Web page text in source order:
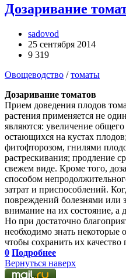
Дозаривание
sadovod
25 сентября 2014
9 319
Овощеводство /томаты
Дозаривание томатов
Прием доведения плодов
растения применяется не
являются: увеличение
остающихся на кустах
фитофторозом, гнилями
растрескивания; продление
свежем виде. Кроме того,
способом
затрат и приспособлений.
повреждений болезнями или
внимание на их состояние, а
Но при достаточно
необходимо знать некоторые
чтобы сохранить их качество
0 Подробнее
Вернуться наверх